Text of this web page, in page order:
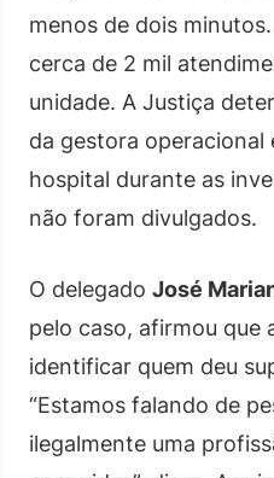
menos de dois
cerca de 2 mil
unidade. A Justiça
da gestora
hospital durante as
não foram divulgados.
O delegado José
pelo caso, afirmou que
identificar quem deu
“Estamos falando de
ilegalmente uma